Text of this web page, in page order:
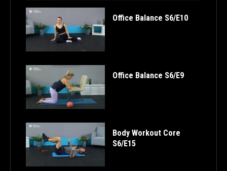
Office Balance S6/E10
Office Balance S6/E9
Body Workout Core
S6/E15